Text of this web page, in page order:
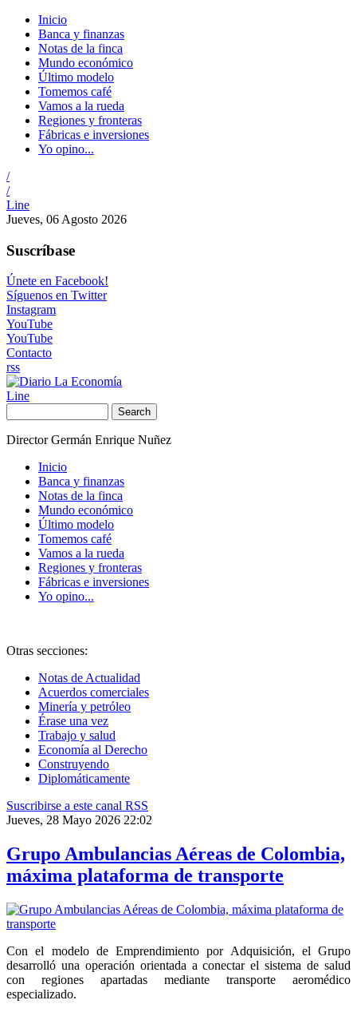
Inicio
Banca y finanzas
Notas de la finca
Mundo económico
Último modelo
Tomemos café
Vamos a la rueda
Regiones y fronteras
Fábricas e inversiones
Yo opino...
/
/
Line
Jueves, 06 Agosto 2026
Suscríbase
Únete en Facebook!
Síguenos en Twitter
Instagram
YouTube
YouTube
Contacto
rss
Line
Search
Director Germán Enrique Nuñez
Inicio
Banca y finanzas
Notas de la finca
Mundo económico
Último modelo
Tomemos café
Vamos a la rueda
Regiones y fronteras
Fábricas e inversiones
Yo opino...
Otras secciones:
Notas de Actualidad
Acuerdos comerciales
Minería y petróleo
Érase una vez
Trabajo y salud
Economía al Derecho
Construyendo
Diplomáticamente
Suscribirse a este canal RSS
Jueves, 28 Mayo 2026 22:02
Grupo Ambulancias Aéreas de Colombia,
máxima plataforma de transporte
Con el modelo de Emprendimiento por Adquisición, el Grupo
desarrolló una operación orientada a conectar el sistema de salud
con regiones apartadas mediante transporte aeromédico
especializado.